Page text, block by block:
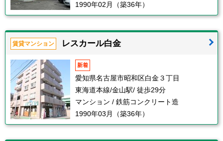
1990年02月（築36年）
賃貸マンション レスカール白金
新着
愛知県名古屋市昭和区白金３丁目
東海道本線/金山駅/ 徒歩29分
マンション / 鉄筋コンクリート造
1990年03月（築36年）